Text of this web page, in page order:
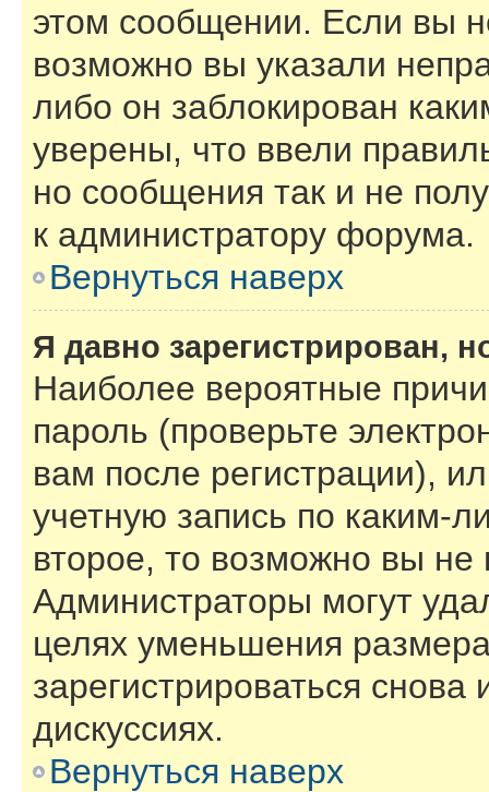
этом сообщении. Если вы
возможно вы указали
либо он заблокирован
уверены, что ввели
но сообщения так и не
к администратору форума.
Вернуться наверх
Я давно зарегистрирован,
Наиболее вероятные
пароль (проверьте
вам после регистрации),
учетную запись по каким-
второе, то возможно вы
Администраторы могут
целях уменьшения
зарегистрироваться снова
дискуссиях.
Вернуться наверх